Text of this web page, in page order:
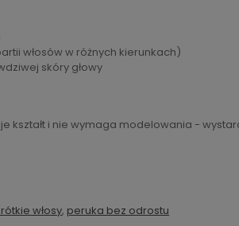
włosów w różnych kierunkach)
skóry głowy
kształt i nie wymaga modelowania -
włosy, peruka bez odrostu